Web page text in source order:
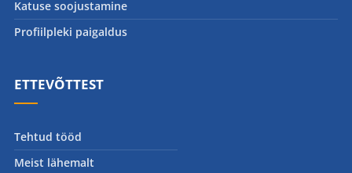
Katuse soojustamine
Profiilpleki paigaldus
ETTEVÕTTEST
Tehtud tööd
Meist lähemalt